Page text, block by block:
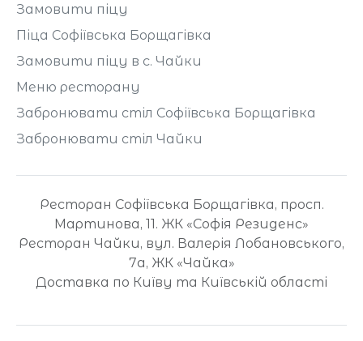
Замовити піцу
Піца Софіївська Борщагівка
Замовити піцу в с. Чайки
Меню ресторану
Забронювати стіл Софіївська Борщагівка
Забронювати стіл Чайки
Ресторан Софіївська Борщагівка, просп.
Мартинова, 11. ЖК «Софія Резиденс»
Ресторан Чайки, вул. Валерія Лобановського,
7а, ЖК «Чайка»
Доставка по Київу та Київській області